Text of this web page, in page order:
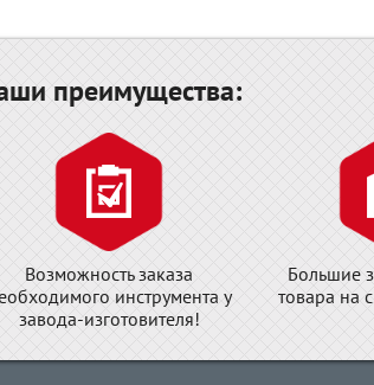
преимущества:
Возможность заказа
инструмента у
завода-изготовителя!
Большие
товара на